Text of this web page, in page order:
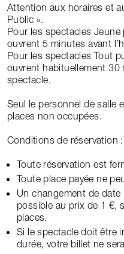
Attention aux horaires et
Public ».
Pour les spectacles
ouvrent 5 minutes avant
Pour les spectacles Tout
ouvrent habituellement 30
spectacle.
Seul le personnel de salle
places non occupées.
Conditions de réservation :
Toute réservation est
Toute place payée ne
Un changement de
possible au prix de 1 €,
places.
Si le spectacle doit être
durée, votre billet ne